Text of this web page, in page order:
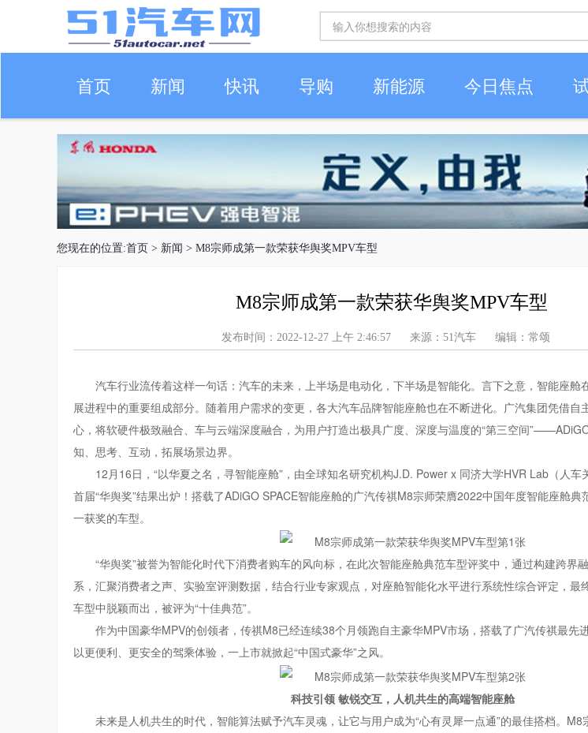
首页 新闻 快讯 导购 新能源 今日焦点
车生活
您现在的位置:首页 > 新闻 > M8宗师成第一款荣获华舆奖MPV车型
M8宗师成第一款荣获华舆奖MPV车型
发布时间：2022-12-27 上午 2:46:57 来源：51汽车 编辑：常颂
汽车行业流传着这样一句话：汽车的未来，上半场是电动化，下半场是智能化。言下之意，智能座舱
展进程中的重要组成部分。随着用户需求的变更， 各大汽车品牌智能座舱也在不断进化。广汽集团凭借自
心，将软硬件极致融合、车与云端深度融合，为用户打造出极具广度、深度与温度的“第三空间
知、思考、互动，拓展场景边界。
12月16日，“以华夏之名，寻智能座舱”，由全球知名研究机构J.D. Power x 同济大学HVR Lab（人车
首届“华舆奖”结果出炉！搭载了ADiGO SPACE智能座舱的广汽传祺M8宗师荣膺2022中国年度智能座舱典
一获奖的车型。
“华舆奖”被誉为智能化时代下消费者购车的风向标，在此次智能座舱典范车型评奖中，通过构建跨界
系，汇聚消费者之声、实验室评测数据，结合行业专家观点，对座舱智能化水平进行系统性综合评定，最
车型中脱颖而出，被评为“十佳典范”。
作为中国豪华MPV的创领者，传祺M8已经连续38个月领跑自主豪华MPV市场，搭载了广汽传祺最先
以更便利、更安全的驾乘体验，一上市就掀起“中国式豪华”之风。
科技引领 敏锐交互，人机共生的高端智能座舱
未来是人机共生的时代，智能算法赋予汽车灵魂，让它与用户成为“心有灵犀一点通”的最佳搭档。M8